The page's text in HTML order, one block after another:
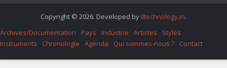
Copyright © 2026. Developed by iItechnology.in.
Archives/Documentation
Pays Industrie Artistes
Styles
Instruments
Chronologie Agenda Qui sommes-nous ? Contact